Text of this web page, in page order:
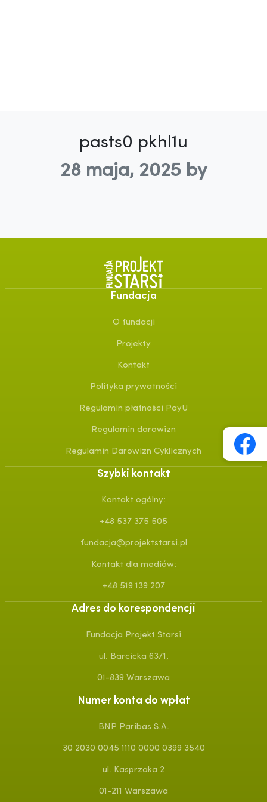
pasts0 pkhl1u
28 maja, 2025 by
Fundacja
O fundacji
Projekty
Kontakt
Polityka prywatności
Regulamin płatności PayU
Regulamin darowizn
Regulamin Darowizn Cyklicznych
Szybki kontakt
Kontakt ogólny:
+48 537 375 505
fundacja@projektstarsi.pl
Kontakt dla mediów:
+48 519 139 207
Adres do korespondencji
Fundacja Projekt Starsi
ul. Barcicka 63/1,
01-839 Warszawa
Numer konta do wpłat
BNP Paribas S.A.
30 2030 0045 1110 0000 0399 3540
ul. Kasprzaka 2
01-211 Warszawa